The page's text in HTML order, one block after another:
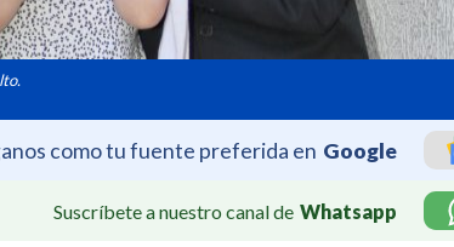
como tu fuente preferida en Google
Suscríbete a nuestro canal de Whatsapp